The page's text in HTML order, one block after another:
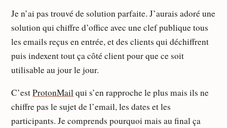
Je n’ai pas trouvé de solution parfaite. J’aurais adoré une
solution qui chiffre d’office avec une clef publique tous
les emails reçus en entrée, et des clients qui déchiffrent
puis indexent tout ça côté client pour que ce soit
utilisable au jour le jour.
C’estProtonMailqui s’en rapproche le plus mais ils ne
chiffre pas le sujet de l’email, les dates et les
participants. Je comprends pourquoi mais au final ça